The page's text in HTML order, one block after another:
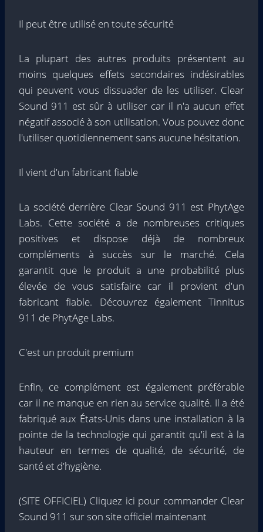
Il peut être utilisé en toute sécurité
La plupart des autres produits présentent au
moins quelques effets secondaires indésirables
qui peuvent vous dissuader de les utiliser. Clear
Sound 911 est sûr à utiliser car il n'a aucun effet
négatif associé à son utilisation. Vous pouvez donc
l'utiliser quotidiennement sans aucune hésitation.
Il vient d'un fabricant fiable
La société derrière Clear Sound 911 est PhytAge
Labs. Cette société a de nombreuses critiques
positives et dispose déjà de nombreux
compléments à succès sur le marché. Cela
garantit que le produit a une probabilité plus
élevée de vous satisfaire car il provient d'un
fabricant fiable. Découvrez également Tinnitus
911 de PhytAge Labs.
C'est un produit premium
Enfin, ce complément est également préférable
car il ne manque en rien au service qualité. Il a été
fabriqué aux États-Unis dans une installation à la
pointe de la technologie qui garantit qu'il est à la
hauteur en termes de qualité, de sécurité, de
santé et d'hygiène.
(SITE OFFICIEL) Cliquez ici pour commander Clear
Sound 911 sur son site officiel maintenant